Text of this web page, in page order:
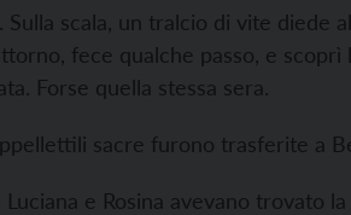
scala, un tralcio di vite diede
fece qualche passo, e
Forse quella stessa sera.
sacre furono trasferite a
e Rosina avevano trovato